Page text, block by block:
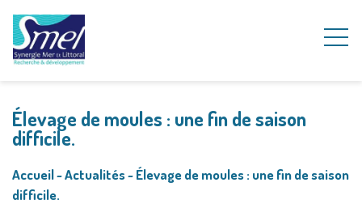
Élevage de moules : une fin de saison
difficile.
Accueil~Actualités~Élevage de moules : une fin de saison
difficile.